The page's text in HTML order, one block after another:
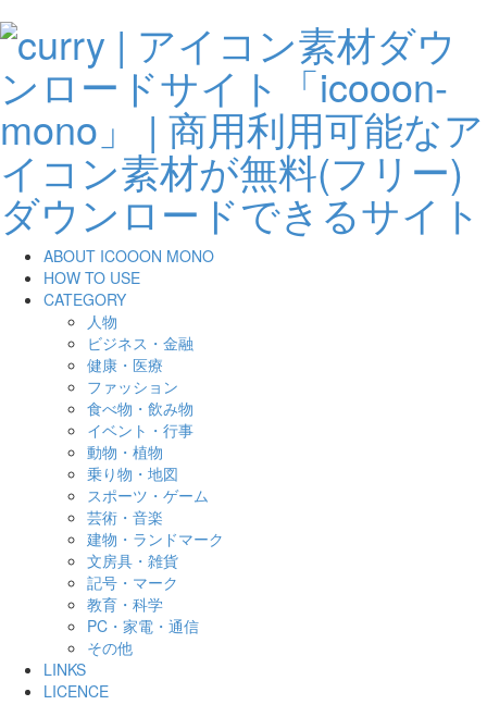
ABOUT ICOOON MONO
HOW TO USE
CATEGORY
人物
ビジネス・金融
健康・医療
ファッション
食べ物・飲み物
イベント・行事
動物・植物
乗り物・地図
スポーツ・ゲーム
芸術・音楽
建物・ランドマーク
文房具・雑貨
記号・マーク
教育・科学
PC・家電・通信
その他
LINKS
LICENCE